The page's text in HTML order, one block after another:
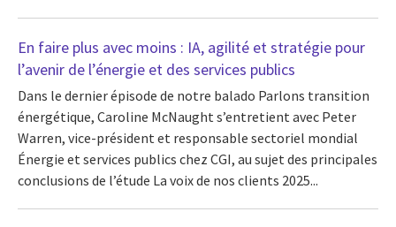
En faire plus avec moins : IA, agilité et stratégie pour
l’avenir de l’énergie et des services publics
Dans le dernier épisode de notre balado Parlons transition
énergétique, Caroline McNaught s’entretient avec Peter
Warren, vice-président et responsable sectoriel mondial
Énergie et services publics chez CGI, au sujet des principales
conclusions de l’étude La voix de nos clients 2025...